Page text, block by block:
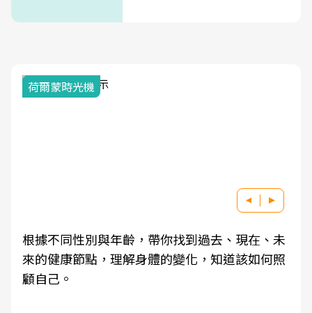
荷爾蒙時光機
根據不同性別與年齡，帶你找到過去、現在、未
來的健康節點，理解身體的變化，知道該如何照
顧自己。